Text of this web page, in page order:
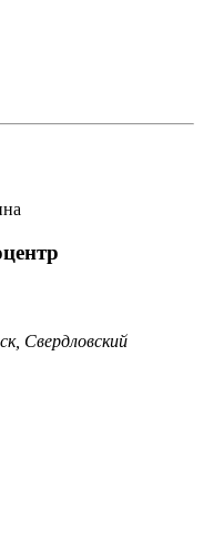
Свердловский